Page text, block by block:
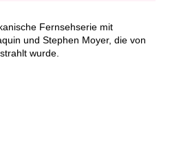
Fernsehserie mit
und Stephen Moyer, die von
wurde.